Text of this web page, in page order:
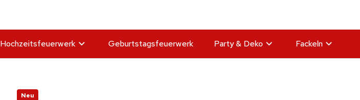
Hochzeitsfeuerwerk Geburtstagsfeuerwerk Party & Deko Fackeln
Neu